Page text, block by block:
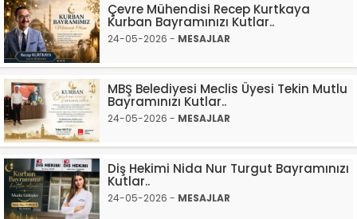
Çevre Mühendisi Recep Kurtkaya
Kurban Bayramınızı Kutlar..
24-05-2026 - MESAJLAR
MBŞ Belediyesi Meclis Üyesi Tekin Mutlu
Bayramınızı Kutlar..
24-05-2026 - MESAJLAR
Diş Hekimi Nida Nur Turgut Bayramınızı
Kutlar..
24-05-2026 - MESAJLAR